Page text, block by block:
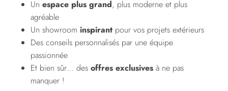
Un espace plus grand, plus moderne et plus
agréable
Un showroom inspirant pour vos projets extérieurs
Des conseils personnalisés par une équipe
passionnée
Et bien sûr… des offres exclusives à ne pas
manquer !